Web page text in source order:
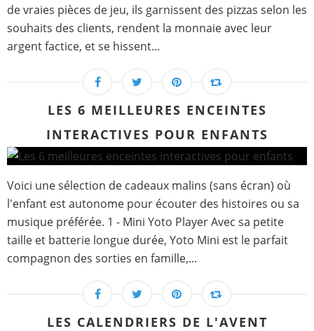
de vraies pièces de jeu, ils garnissent des pizzas selon les
souhaits des clients, rendent la monnaie avec leur
argent factice, et se hissent...
LES 6 MEILLEURES ENCEINTES
INTERACTIVES POUR ENFANTS
Voici une sélection de cadeaux malins (sans écran) où
l'enfant est autonome pour écouter des histoires ou sa
musique préférée. 1 - Mini Yoto Player Avec sa petite
taille et batterie longue durée, Yoto Mini est le parfait
compagnon des sorties en famille,...
LES CALENDRIERS DE L'AVENT